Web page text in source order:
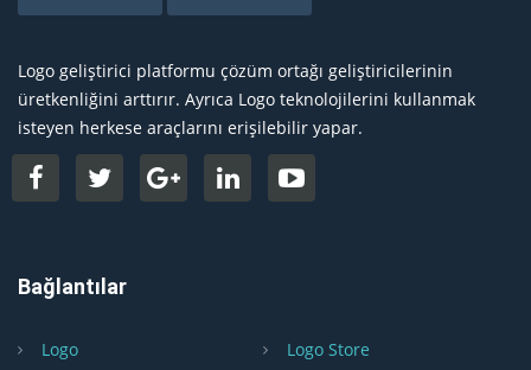
Logo geliştirici platformu çözüm ortağı geliştiricilerinin
üretkenliğini arttırır. Ayrıca Logo teknolojilerini kullanmak
isteyen herkese araçlarını erişilebilir yapar.
Bağlantılar
Logo
Logo Store